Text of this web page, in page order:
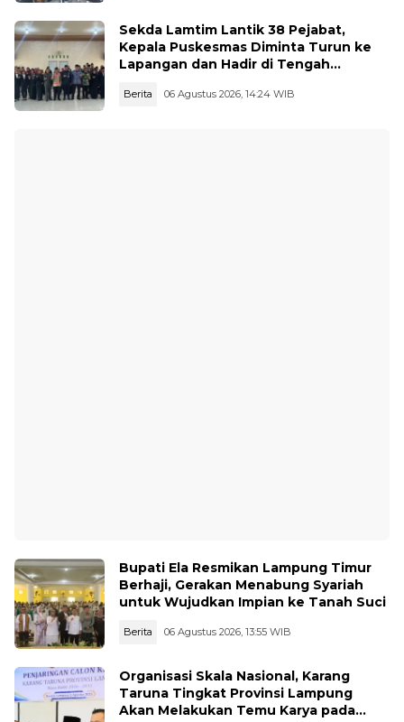
Sekda Lamtim Lantik 38 Pejabat,
Kepala Puskesmas Diminta Turun ke
Lapangan dan Hadir di Tengah
Berita 06 Agustus 2026, 14:24 WIB
Bupati Ela Resmikan Lampung Timur
Berhaji, Gerakan Menabung Syariah
untuk Wujudkan Impian ke Tanah Suci
Berita 06 Agustus 2026, 13:55 WIB
Organisasi Skala Nasional, Karang
Taruna Tingkat Provinsi Lampung
Akan Melakukan Temu Karya pada